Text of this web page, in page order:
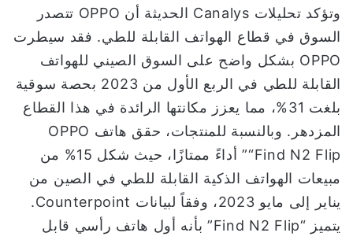
وتؤكد تحليلات Canalys الحديثة أن OPPO تتصدر
السوق في قطاع الهواتف القابلة للطي. فقد سيطرت
OPPO بشكل واضح على السوق الصيني للهواتف
القابلة للطي في الربع الأول من 2023 بحصة سوقية
بلغت 31%، مما يعزز مكانتها الرائدة في هذا القطاع
المزدهر. وبالنسبة للمنتجات، حقق هاتف OPPO
“Find N2 Flip” أداءً ممتازًا، حيث شكل 15% من
مبيعات الهواتف الذكية القابلة للطي في الصين من
يناير إلى مايو 2023، وفقاً لبيانات Counterpoint.
يتميز “Find N2 Flip” بأنه أول هاتف رأسي قابل